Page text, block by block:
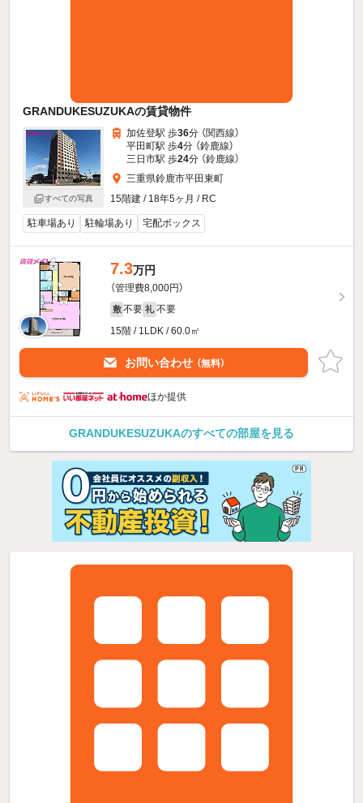
GRANDUKESUZUKAの賃貸物件
すべての写真
加佐登駅 歩36分 （関西線）
平田町駅 歩4分 （鈴鹿線）
三日市駅 歩24分 （鈴鹿線）
三重県鈴鹿市平田東町
15階建 / 18年5ヶ月 / RC
駐車場あり 駐輪場あり 宅配ボックス
7.3万円
（管理費8,000円）
敷 不要 礼 不要
15階 / 1LDK / 60.0㎡
お問い合わせ （無料）
ほか提供
GRANDUKESUZUKAのすべての部屋を見る